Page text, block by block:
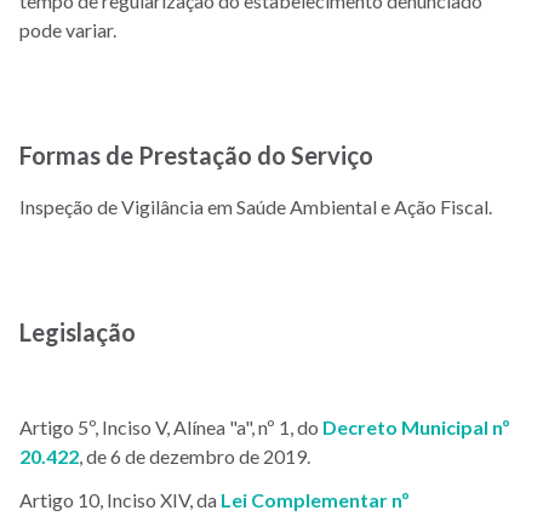
pode variar.
Formas de Prestação do Serviço
Inspeção de Vigilância em Saúde Ambiental e Ação Fiscal.
Legislação
Artigo 5º, Inciso V, Alínea "a", nº 1, do Decreto Municipal nº
20.422, de 6 de dezembro de 2019.
Artigo 10, Inciso XIV, da Lei Complementar nº